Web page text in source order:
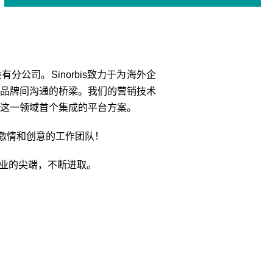
分公司。Sinorbis致力于为海外企
牌间沟通的桥梁。我们的营销技术
一领域首个集成的平台方案。
和创意的工作团队！
的尖端，不断进取。